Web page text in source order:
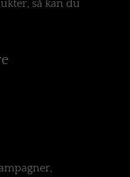
så kan du